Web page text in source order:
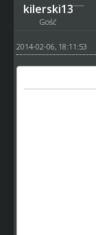
kilerski13
Gość
2014-02-06, 18:11:53